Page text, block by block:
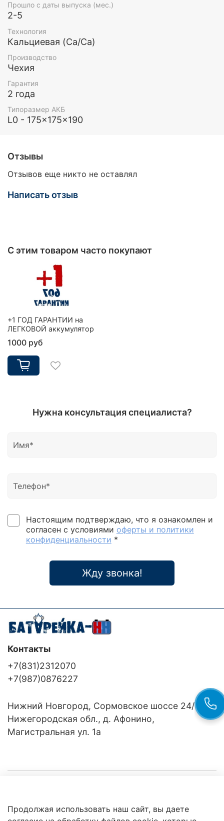
Прошло с даты выпуска (мес.)
2-5
Технология
Кальциевая (Ca/Ca)
Производство
Чехия
Гарантия
2 года
Типоразмер АКБ
L0 - 175x175x190
Отзывы
Отзывов еще никто не оставлял
Написать отзыв
С этим товаром часто покупают
+1 ГОД ГАРАНТИИ на
ЛЕГКОВОЙ аккумулятор
1000 руб
Нужна консультация специалиста?
Настоящим подтверждаю, что я ознакомлен и
согласен с условиями оферты и политики
конфиденциальности *
Жду звонка!
Клиентам
Контакты
+7(831)2312070
+7(987)0876227
Нижний Новгород, Сормовское шоссе 24/36
Нижегородская обл., д. Афонино,
Магистральная ул. 1а
Продолжая использовать наш сайт, вы даете